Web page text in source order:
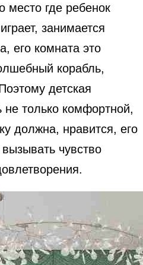
место где ребенок
занимается
его комната это
корабль,
детская
только комфортной,
должна, нравится, его
чувство